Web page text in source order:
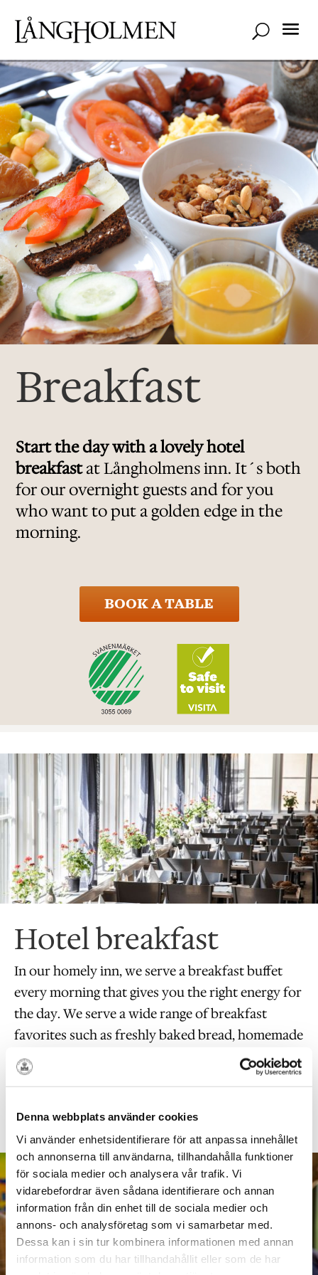
Denna webbplats använder cookies
Vi använder enhetsidentifierare för att anpassa innehållet
och annonserna till användarna, tillhandahålla funktioner
för sociala medier och analysera vår trafik. Vi
vidarebefordrar även sådana identifierare och annan
information från din enhet till de sociala medier och
annons- och analysföretag som vi samarbetar med.
Dessa kan i sin tur kombinera informationen med annan
information som du har tillhandahållit eller som de har
Breakfast
Start the day with a lovely hotel
breakfastat Långholmens inn. It´s both
for our overnight guests and for you
who want to put a golden edge in the
morning.
BOOK A TABLE
Hotel breakfast
In our homely inn, we serve a breakfast buffet
every morning that gives you the right energy for
the day. We serve a wide range of breakfast
favorites such as freshly baked bread, homemade
granola, cold cuts, eggs, porridge, yogurt, bacon,
vegetables, fruit, juice, coffee and tea. We also
morning and welcome in!